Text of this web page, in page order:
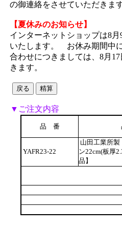
の御連絡をさせていただきます
【夏休みのお知らせ】
インターネットショップは8
いたします。 お休み期間中
合わせにつきましては、8月
きます。
▼ご注文内容
品 番
YAFR23-22
山田工業所
ン22cm(板厚
品】